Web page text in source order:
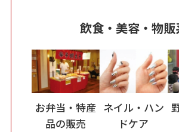
飲食・美容・物販
お弁当・特産
品の販売
ネイル・ハン
ドケア